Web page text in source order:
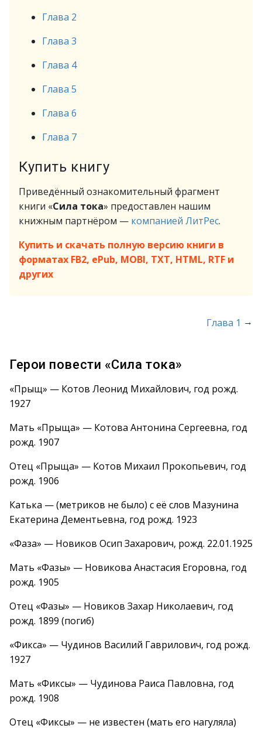
Глава 2
Глава 3
Глава 4
Глава 5
Глава 6
Глава 7
Купить книгу
Приведённый ознакомительный фрагмент
книги «Сила тока» предоставлен нашим
книжным партнёром — компанией ЛитРес.
Купить и скачать полную версию книги в
форматах FB2, ePub, MOBI, TXT, HTML, RTF и
других
Глава 1 →
Герои повести «Сила тока»
«Прыщ» — Котов Леонид Михайлович, год рожд.
1927
Мать «Прыща» — Котова Антонина Сергеевна, год
рожд. 1907
Отец «Прыща» — Котов Михаил Прокопьевич, год
рожд. 1906
Катька — (метриков не было) с её слов Мазунина
Екатерина Дементьевна, год рожд. 1923
«Фаза» — Новиков Осип Захарович, рожд. 22.01.1925
Мать «Фазы» — Новикова Анастасия Егоровна, год
рожд. 1905
Отец «Фазы» — Новиков Захар Николаевич, год
рожд. 1899 (погиб)
«Фикса» — Чудинов Василий Гаврилович, год рожд.
1927
Мать «Фиксы» — Чудинова Раиса Павловна, год
рожд. 1908
Отец «Фиксы» — не известен (мать его нагуляла)